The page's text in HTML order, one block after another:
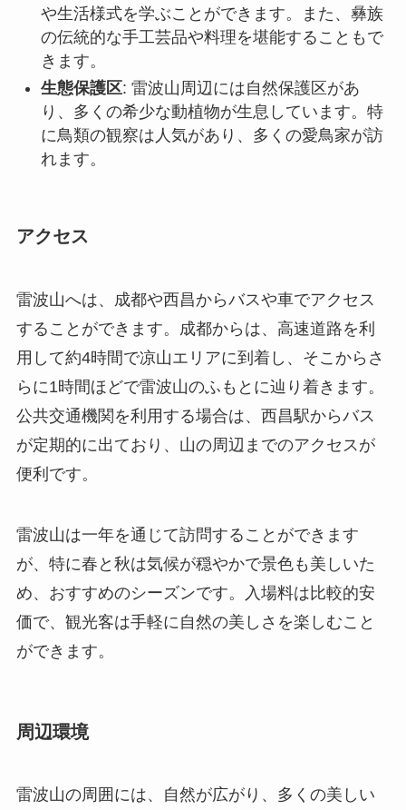
や生活様式を学ぶことができます。また、彝族
の伝統的な手工芸品や料理を堪能することもで
きます。
生態保護区: 雷波山周辺には自然保護区があ
り、多くの希少な動植物が生息しています。特
に鳥類の観察は人気があり、多くの愛鳥家が訪
れます。
アクセス
雷波山へは、成都や西昌からバスや車でアクセス
することができます。成都からは、高速道路を利
用して約4時間で凉山エリアに到着し、そこからさ
らに1時間ほどで雷波山のふもとに辿り着きます。
公共交通機関を利用する場合は、西昌駅からバス
が定期的に出ており、山の周辺までのアクセスが
便利です。
雷波山は一年を通じて訪問することができます
が、特に春と秋は気候が穏やかで景色も美しいた
め、おすすめのシーズンです。入場料は比較的安
価で、観光客は手軽に自然の美しさを楽しむこと
ができます。
周辺環境
雷波山の周囲には、自然が広がり、多くの美しい